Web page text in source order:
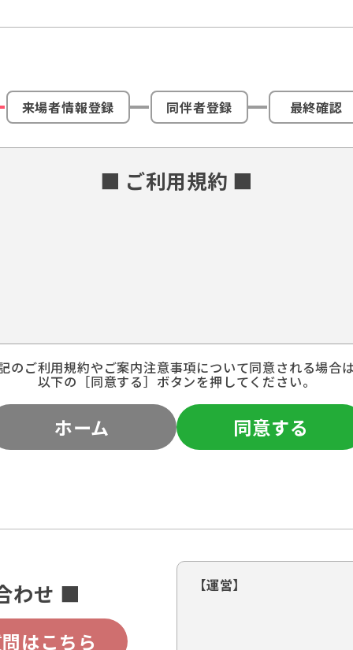
来場者情報登録 同伴者登録 最終確認
■ ご利用規約 ■
のご利用規約やご案内注意事項について同意される場合
以下の［同意する］ボタンを押してください。
ホーム 同意する
わせ ■
はこちら
【運営】